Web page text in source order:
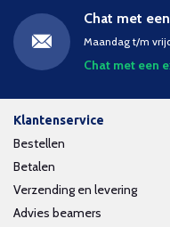
Chat met
Maandag t/m
Chat met een
Klantenservice
Bestellen
Betalen
Verzending en levering
Advies beamers